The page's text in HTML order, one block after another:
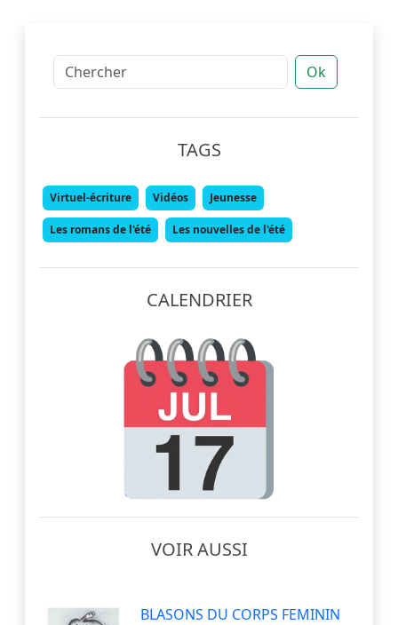
Ok
TAGS
Virtuel-écriture Vidéos Jeunesse
Les romans de l'été Les nouvelles de l'été
CALENDRIER
VOIR AUSSI
BLASONS DU CORPS FEMININ